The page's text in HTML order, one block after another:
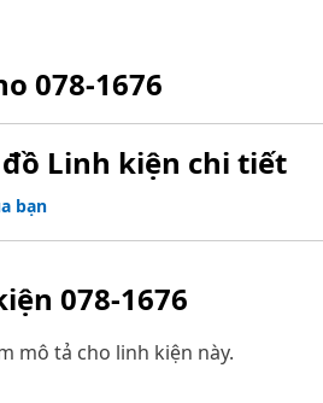
078-1676
đồ Linh kiện chi tiết
bạn
078-1676
mô tả cho linh kiện này.